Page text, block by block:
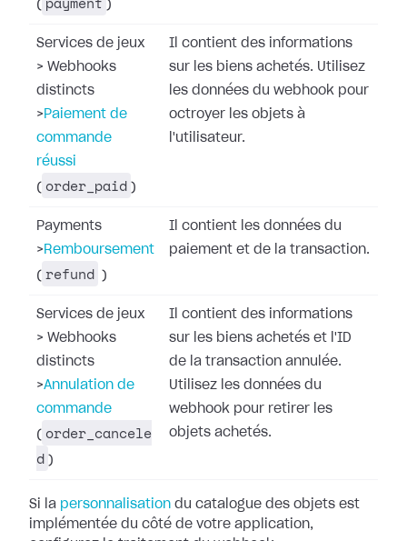
(
)
Services de jeux
> Webhooks
distincts
> Paiement de
commande
réussi
( order_paid )
Il contient des informations
sur les biens achetés. Utilisez
les données du webhook pour
octroyer les objets à
l'utilisateur.
Payments
> Remboursement
( refund )
Il contient les données du
paiement et de la transaction.
Services de jeux
> Webhooks
distincts
>Annulation de
commande
( order_cancele
d )
Il contient des informations
sur les biens achetés et l'ID
de la transaction annulée.
Utilisez les données du
webhook pour retirer les
objets achetés.
Si la personnalisation du catalogue des objets est
implémentée du côté de votre application,